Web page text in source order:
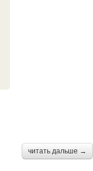
читать дальше →